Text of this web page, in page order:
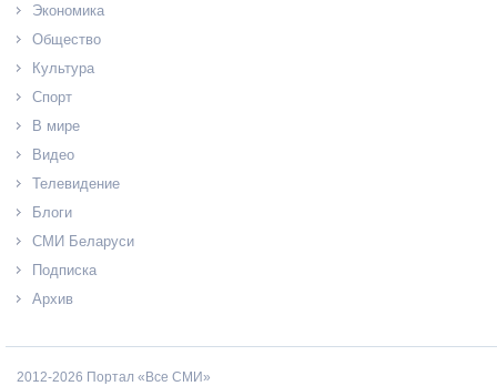
Экономика
Общество
Культура
Спорт
В мире
Видео
Телевидение
Блоги
СМИ Беларуси
Подписка
Архив
2012-2026 Портал «Все СМИ»